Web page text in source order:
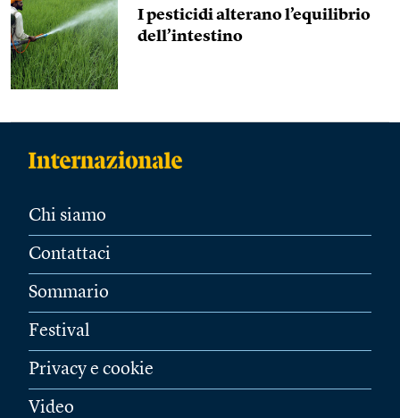
I pesticidi alterano l’equilibrio
dell’intestino
Chi siamo
Contattaci
Sommario
Festival
Privacy e cookie
Video